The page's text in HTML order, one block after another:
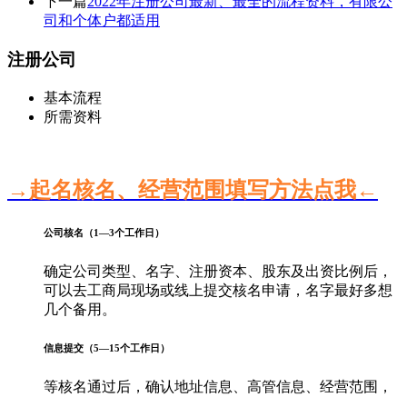
司和个体户都适用
注册公司
基本流程
所需资料
→起名核名、经营范围填写方法点我←
公司核名（1—3个工作日）
确定公司类型、名字、注册资本、股东及出资比例后，
可以去工商局现场或线上提交核名申请，名字最好多想
几个备用。
信息提交（5—15个工作日）
等核名通过后，确认地址信息、高管信息、经营范围，